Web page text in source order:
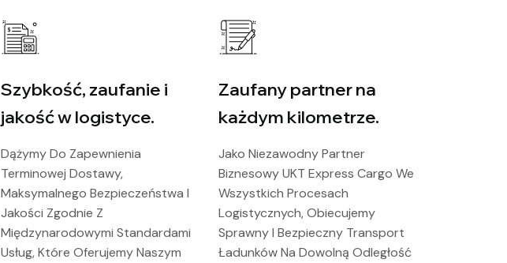
Szybkość, zaufanie i
jakość w logistyce.
Dążymy Do Zapewnienia
Terminowej Dostawy,
Maksymalnego Bezpieczeństwa I
Jakości Zgodnie Z
Międzynarodowymi Standardami
Usług, Które Oferujemy Naszym
Zaufany partner na
każdym kilometrze.
Jako Niezawodny Partner
Biznesowy UKT Express Cargo We
Wszystkich Procesach
Logistycznych, Obiecujemy
Sprawny I Bezpieczny Transport
Ładunków Na Dowolną Odległość